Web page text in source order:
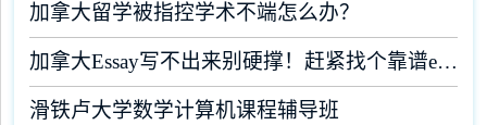
加拿大留学被指控学术不端怎么办？
加拿大Essay写不出来别硬撑！赶紧找个靠谱essay机构
滑铁卢大学数学计算机课程辅导班